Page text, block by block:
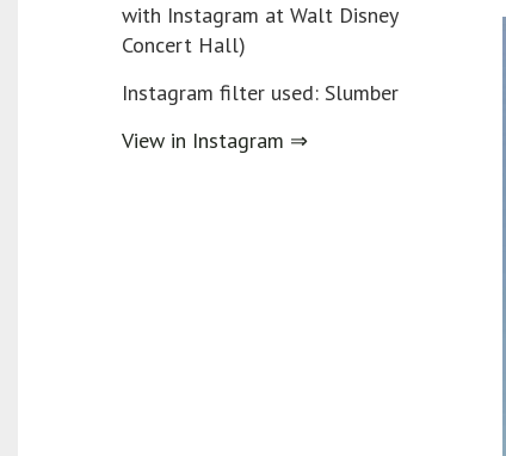
with Instagram at Walt Disney
Concert Hall)
Instagram filter used: Slumber
View in Instagram ⇒